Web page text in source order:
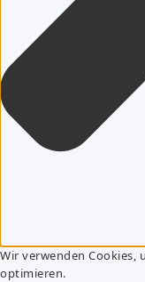
Wir verwenden Cookies,
optimieren.